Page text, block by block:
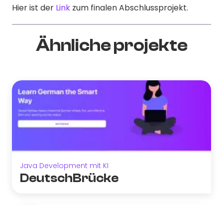
Hier ist der Link zum finalen Abschlussprojekt.
Ähnliche projekte
Java Development mit KI
DeutschBrücke